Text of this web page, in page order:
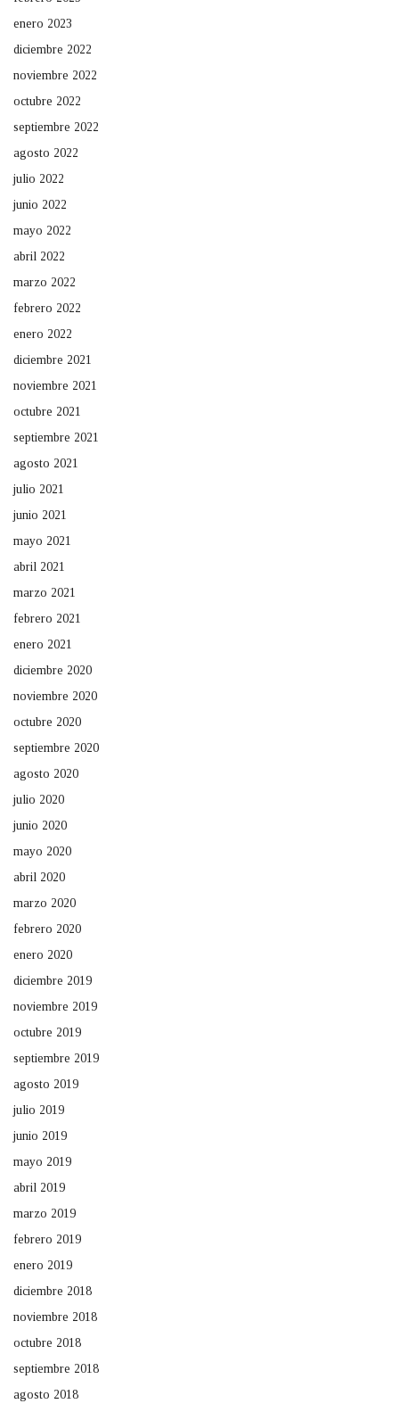
enero 2023
diciembre 2022
noviembre 2022
octubre 2022
septiembre 2022
agosto 2022
julio 2022
junio 2022
mayo 2022
abril 2022
marzo 2022
febrero 2022
enero 2022
diciembre 2021
noviembre 2021
octubre 2021
septiembre 2021
agosto 2021
julio 2021
junio 2021
mayo 2021
abril 2021
marzo 2021
febrero 2021
enero 2021
diciembre 2020
noviembre 2020
octubre 2020
septiembre 2020
agosto 2020
julio 2020
junio 2020
mayo 2020
abril 2020
marzo 2020
febrero 2020
enero 2020
diciembre 2019
noviembre 2019
octubre 2019
septiembre 2019
agosto 2019
julio 2019
junio 2019
mayo 2019
abril 2019
marzo 2019
febrero 2019
enero 2019
diciembre 2018
noviembre 2018
octubre 2018
septiembre 2018
agosto 2018